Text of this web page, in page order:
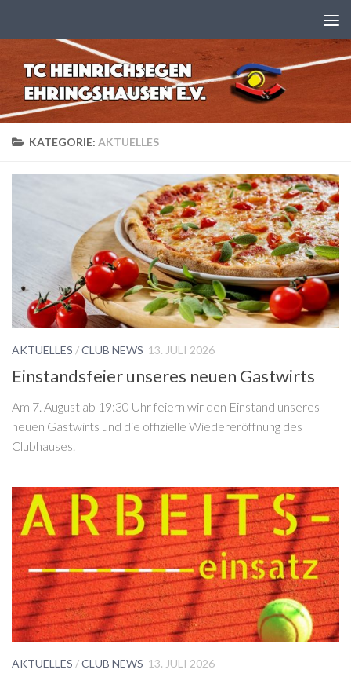
KATEGORIE: AKTUELLES
AKTUELLES /CLUB NEWS 13. JULI 2026
Einstandsfeier unseres neuen Gastwirts
Am 7. August ab 19:30 Uhr feiern wir den Einstand unseres
neuen Gastwirts und die offizielle Wiedereröffnung des
Clubhauses.
AKTUELLES /CLUB NEWS 13. JULI 2026